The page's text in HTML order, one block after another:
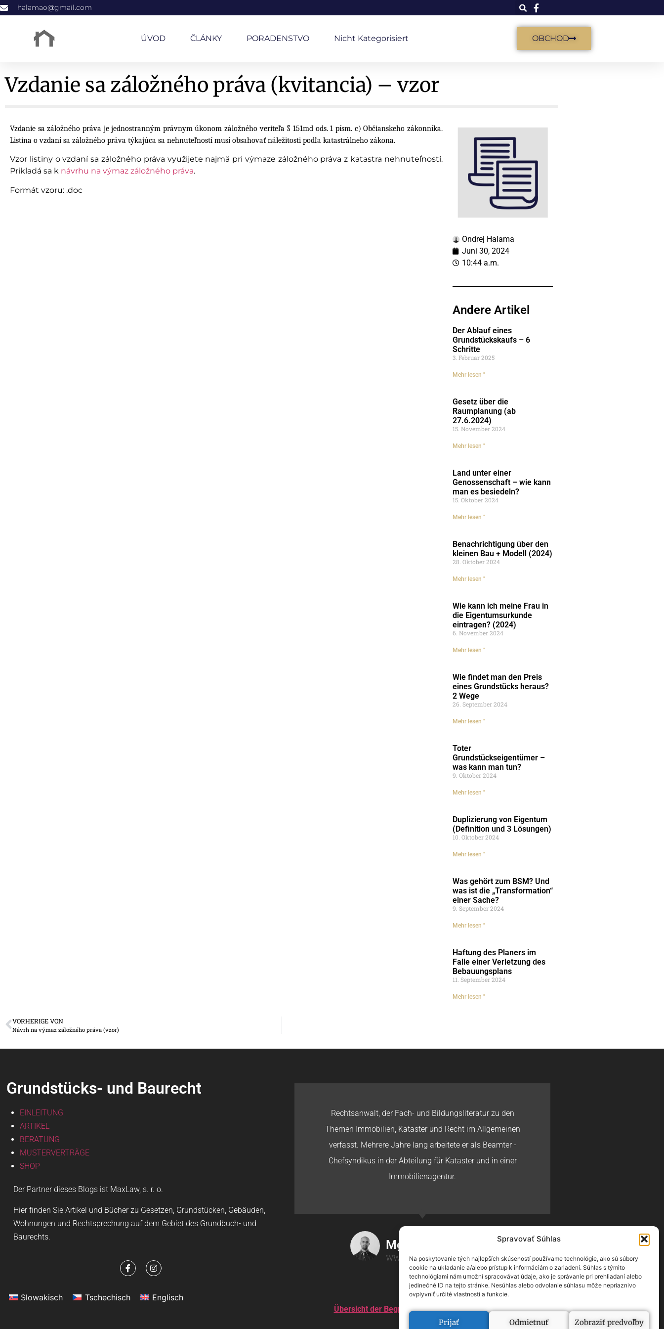
Spravovať Súhlas
Na poskytovanie tých najlepších skúseností používame technológie, ako sú súbory
cookie na ukladanie a/alebo prístup k informáciám o zariadení. Súhlas s týmito
technológiami nám umožní spracovávať údaje, ako je správanie pri prehliadaní alebo
jedinečné ID na tejto stránke. Nesúhlas alebo odvolanie súhlasu môže nepriaznivo
ovplyvniť určité vlastnosti a funkcie.
Prijať Odmietnuť Zobraziť predvoľby
halamao@gmail.com
ÚVOD ČLÁNKY PORADENSTVO Nicht Kategorisiert OBCHOD
Vzdanie sa záložného práva (kvitancia) – vzor
Vzdanie sa záložného práva je jednostranným právnym úkonom záložného veriteľa § 151md ods. 1 písm. c) Občianskeho zákonníka.
Listina o vzdaní sa záložného práva týkajúca sa nehnuteľností musí obsahovať náležitosti podľa katastrálneho zákona.
Vzor listiny o vzdaní sa záložného práva využijete najmä pri výmaze záložného práva z katastra nehnuteľností.
Prikladá sa k návrhu na výmaz záložného práva.
Formát vzoru: .doc
Ondrej Halama
Juni 30, 2024
10:44 a.m.
Andere Artikel
Der Ablauf eines
Grundstückskaufs – 6
Schritte
3. Februar 2025
Mehr lesen "
Gesetz über die
Raumplanung (ab
27.6.2024)
15. November 2024
Mehr lesen "
Land unter einer
Genossenschaft – wie kann
man es besiedeln?
15. Oktober 2024
Mehr lesen "
Benachrichtigung über den
kleinen Bau + Modell (2024)
28. Oktober 2024
Mehr lesen "
Wie kann ich meine Frau in
die Eigentumsurkunde
eintragen? (2024)
6. November 2024
Mehr lesen "
Wie findet man den Preis
eines Grundstücks heraus?
2 Wege
26. September 2024
Mehr lesen "
Toter
Grundstückseigentümer –
was kann man tun?
9. Oktober 2024
Mehr lesen "
Duplizierung von Eigentum
(Definition und 3 Lösungen)
10. Oktober 2024
Mehr lesen "
Was gehört zum BSM? Und
was ist die „Transformation“
einer Sache?
9. September 2024
Mehr lesen "
Haftung des Planers im
Falle einer Verletzung des
Bebauungsplans
11. September 2024
Mehr lesen "
VORHERIGE VON
Návrh na výmaz záložného práva (vzor)
Grundstücks- und Baurecht
EINLEITUNG
ARTIKEL
BERATUNG
MUSTERVERTRÄGE
SHOP
Der Partner dieses Blogs ist MaxLaw, s. r. o.
Hier finden Sie Artikel und Bücher zu Gesetzen, Grundstücken, Gebäuden,
Wohnungen und Rechtsprechung auf dem Gebiet des Grundbuch- und
Baurechts.
Slowakisch Tschechisch Englisch
Rechtsanwalt, der Fach- und Bildungsliteratur zu den
Themen Immobilien, Kataster und Recht im Allgemeinen
verfasst. Mehrere Jahre lang arbeitete er als Beamter -
Chefsyndikus in der Abteilung für Kataster und in einer
Immobilienagentur.
Mgr. Ondrej Halama
WWW.ONDREJHALAMA.SK
Übersicht der Begriffe–Übersicht der Kategorien